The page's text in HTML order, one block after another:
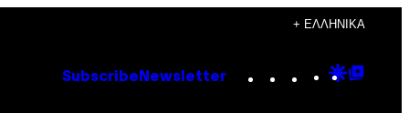
+ ΕΛΛΗΝΙΚΆ
Subscribe Newsletter Instagram
TikTok
YouTube
Google